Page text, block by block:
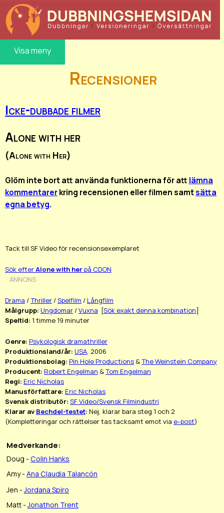
Visa meny
Recensioner
Icke-dubbade filmer
Alone with her
(Alone with Her)
Glöm inte bort att använda funktionerna för att lämna
kommentarerkring recensionen eller filmen samtsätta
egna betyg.
Tack till SF Video för recensionsexemplaret
Sök efterAlone with herpå CDON
ANNONS
Drama /Thriller /Spelfilm /Långfilm
Målgrupp: Ungdomar /Vuxna [Sök exakt denna kombination]
Speltid: 1 timme 19 minuter
Genre: Psykologisk dramathriller
Produktionsland/år: USA, 2006
Produktionsbolag: Pin Hole Productions &The Weinstein Company
Producent: Robert Engelman &Tom Engelman
Regi: Eric Nicholas
Manusförfattare: Eric Nicholas
Svensk distributör: SF Video/Svensk Filmindustri
Klarar av Bechdel-testet: Nej, klarar bara steg 1 och 2
(Kompletteringar och rättelser tas tacksamt emot via e-post)
Medverkande:
Doug - Colin Hanks
Amy - Ana Claudia Talancón
Jen -Jordana Spiro
Matt -Jonathon Trent